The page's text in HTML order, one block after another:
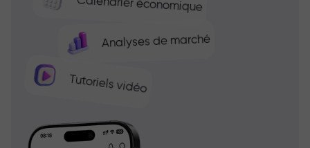
Analyses de marché
Tutoriels vidéo